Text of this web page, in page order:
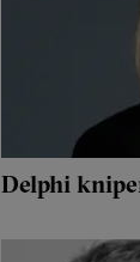
Delphi